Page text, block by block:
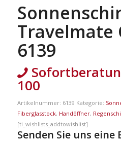
Travelmate
6139
100
Artikelnummer: 6139 Kategorie:
Fiberglasstock, Handöffner,
[ti_wishlists_addtowishlist]
Senden Sie uns eine